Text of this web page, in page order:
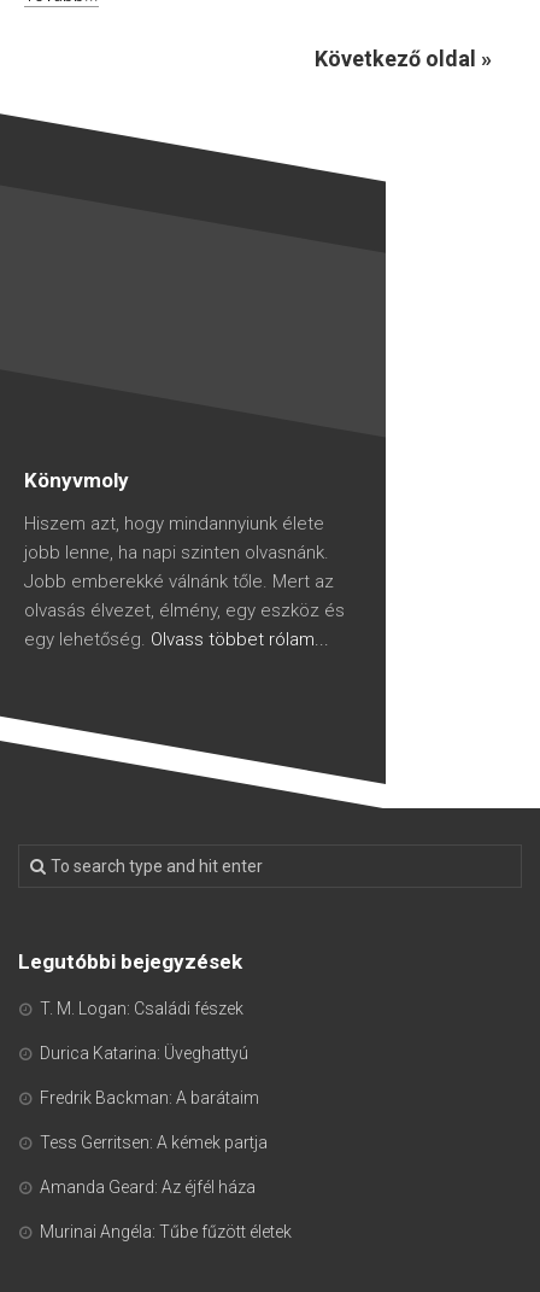
Következő oldal »
Könyvmoly
Hiszem azt, hogy mindannyiunk élete
jobb lenne, ha napi szinten olvasnánk.
Jobb emberekké válnánk tőle. Mert az
olvasás élvezet, élmény, egy eszköz és
egy lehetőség. Olvass többet rólam...
Legutóbbi bejegyzések
T. M. Logan: Családi fészek
Durica Katarina: Üveghattyú
Fredrik Backman: A barátaim
Tess Gerritsen: A kémek partja
Amanda Geard: Az éjfél háza
Murinai Angéla: Tűbe fűzött életek